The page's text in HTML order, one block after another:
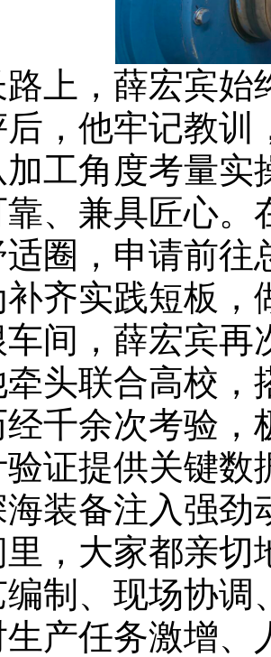
，薛宏宾始
后，他牢记教
工角度考量实
、兼具匠心。
圈，申请前往
齐实践短板，
，薛宏宾再
头联合高校，
千余次考验，
证提供关键
装备注入强劲
大家都亲切地
制、现场协调
产任务激增、